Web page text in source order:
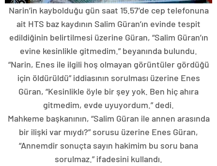
Narin’in kaybolduğu gün saat 15.57’de cep telefonuna
ait HTS baz kaydının Salim Güran’ın evinde tespit
edildiğinin belirtilmesi üzerine Güran, “Salim Güran’ın
evine kesinlikle gitmedim.” beyanında bulundu.
“Narin, Enes ile ilgili hoş olmayan görüntüler gördüğü
için öldürüldü” iddiasının sorulması üzerine Enes
Güran, “Kesinlikle öyle bir şey yok. Ben hiç ahıra
gitmedim, evde uyuyordum.” dedi.
Mahkeme başkanının, “Salim Güran ile annen arasında
bir ilişki var mıydı?” sorusu üzerine Enes Güran,
“Annemdir sonuçta sayın hakimim bu soru bana
sorulmaz.” ifadesini kullandı.